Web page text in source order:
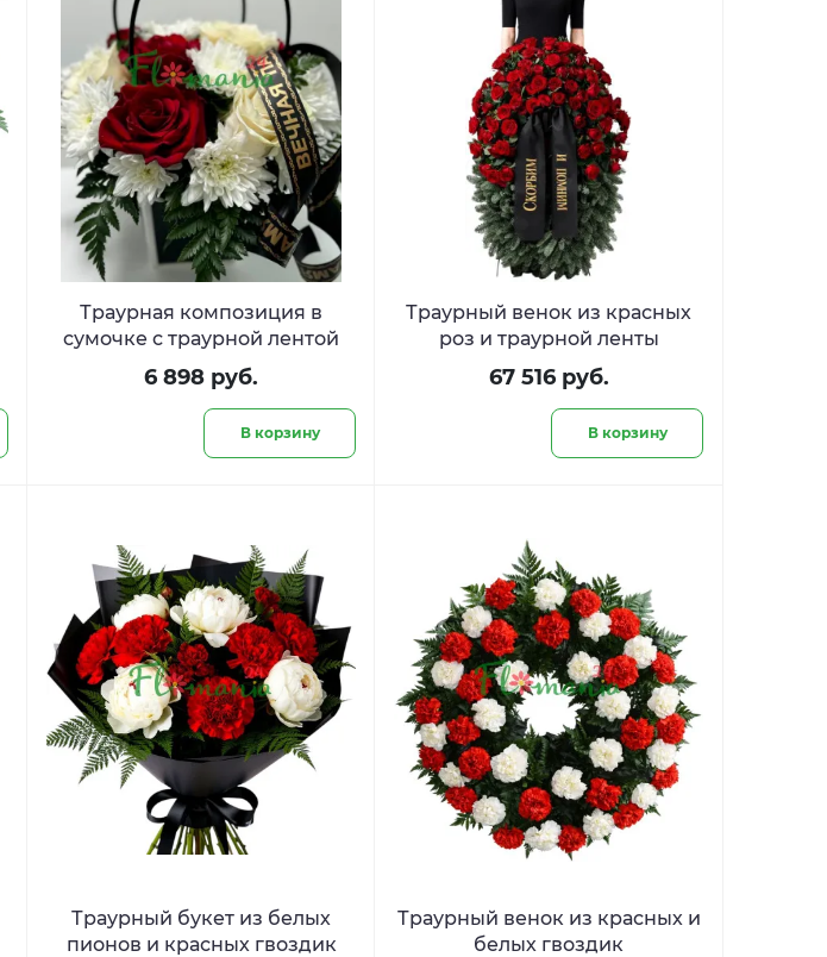
Траурная композиция в
сумочке с траурной лентой
6 898 руб.
В корзину
Траурный венок из красных
роз и траурной ленты
67 516 руб.
В корзину
Траурный букет из белых
пионов и красных гвоздик
Траурный венок из красных и
белых гвоздик